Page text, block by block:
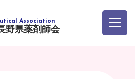
野県薬剤師会